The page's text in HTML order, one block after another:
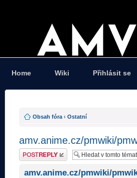
Home Wiki Přihlásit se
Obsah fóra ‹ Ostatní
amv.anime.cz/pmwiki/
Odeslat odpověď
amv.anime.cz/pmwiki/